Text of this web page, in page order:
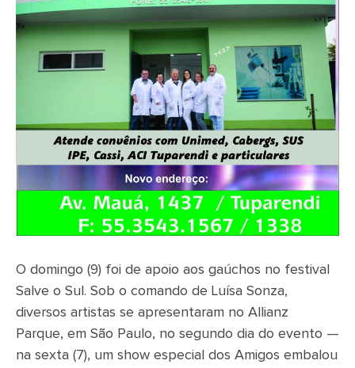
O domingo (9) foi de apoio aos gaúchos no festival
Salve o Sul. Sob o comando de Luísa Sonza,
diversos artistas se apresentaram no Allianz
Parque, em São Paulo, no segundo dia do evento —
na sexta (7), um show especial dos Amigos embalou